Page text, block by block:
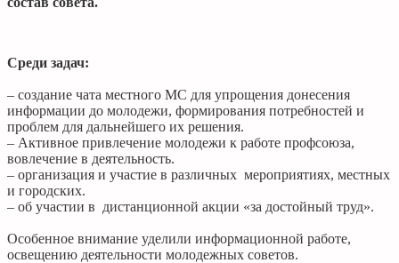
Среди задач:
– создание чата местного МС для упрощения донесения
информации до молодежи, формирования потребностей и
проблем для дальнейшего их решения.
– Активное привлечение молодежи к работе профсоюза,
вовлечение в деятельность.
– организация и участие в различных мероприятиях, местных
и городских.
– об участии в дистанционной акции «за достойный труд».
Особенное внимание уделили информационной работе,
освещению деятельности молодежных советов.